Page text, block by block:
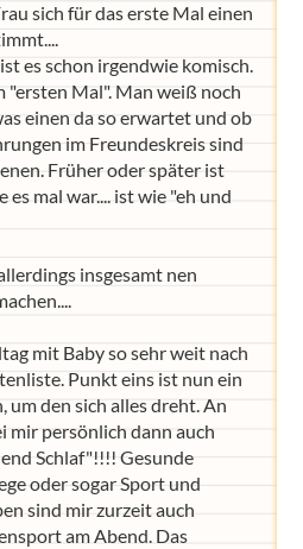
sich für das erste Mal einen
es schon irgendwie komisch.
"ersten Mal". Man weiß noch
einen da so erwartet und ob
im Freundeskreis sind
Früher oder später ist
es mal war.... ist wie "eh und
insgesamt nen
mit Baby so sehr weit nach
Punkt eins ist nun ein
um den sich alles dreht. An
mir persönlich dann auch
Schlaf"!!!! Gesunde
oder sogar Sport und
sind mir zurzeit auch
am Abend. Das